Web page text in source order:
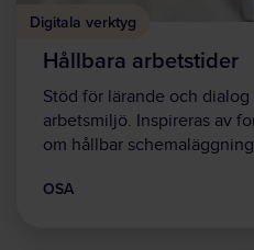
Digitala verktyg
Hållbara arbetstider
Stöd för lärande och
arbetsmiljö. Inspireras av
om hållbar
OSA